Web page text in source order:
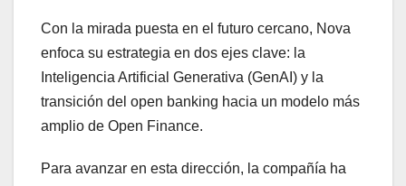
Con la mirada puesta en el futuro cercano, Nova
enfoca su estrategia en dos ejes clave: la
Inteligencia Artificial Generativa (GenAI) y la
transición del open banking hacia un modelo más
amplio de Open Finance.
Para avanzar en esta dirección, la compañía ha